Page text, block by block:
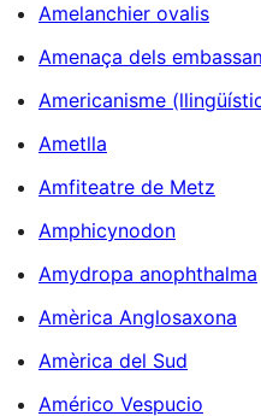
Amelanchier ovalis
Amenaça dels
Americanisme
Ametlla
Amfiteatre de Metz
Amphicynodon
Amydropa anophthalma
Amèrica Anglosaxona
Amèrica del Sud
Américo Vespucio